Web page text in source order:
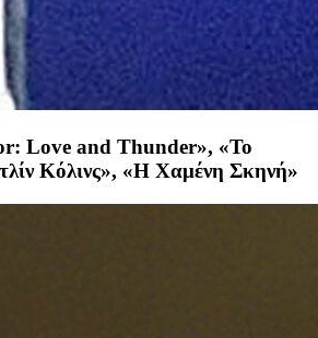
Love and Thunder», «Το
Κόλινς», «Η Χαμένη Σκηνή»